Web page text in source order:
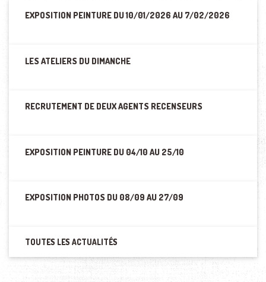
EXPOSITION PEINTURE DU 10/01/2026 AU 7/02/2026
LES ATELIERS DU DIMANCHE
RECRUTEMENT DE DEUX AGENTS RECENSEURS
EXPOSITION PEINTURE DU 04/10 AU 25/10
EXPOSITION PHOTOS DU 08/09 AU 27/09
TOUTES LES ACTUALITÉS